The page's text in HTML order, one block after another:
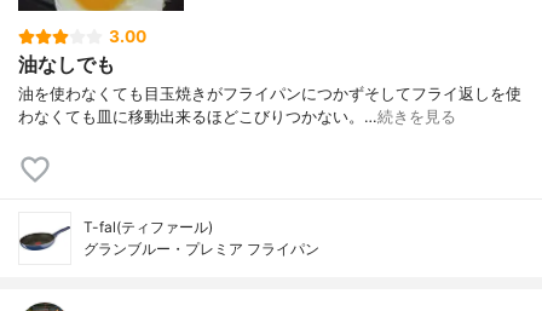
3.00
油なしでも
油を使わなくても目玉焼きがフライパンにつかずそしてフライ返しを使
わなくても皿に移動出来るほどこびりつかない。…続きを見る
T-fal(ティファール)
グランブルー・プレミア フライパン